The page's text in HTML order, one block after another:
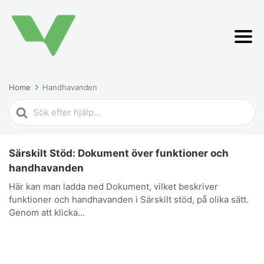
Home Handhavanden
Search
For
Särskilt Stöd: Dokument över funktioner och
handhavanden
Här kan man ladda ned Dokument, vilket beskriver
funktioner och handhavanden i Särskilt stöd, på olika sätt.
Genom att klicka...